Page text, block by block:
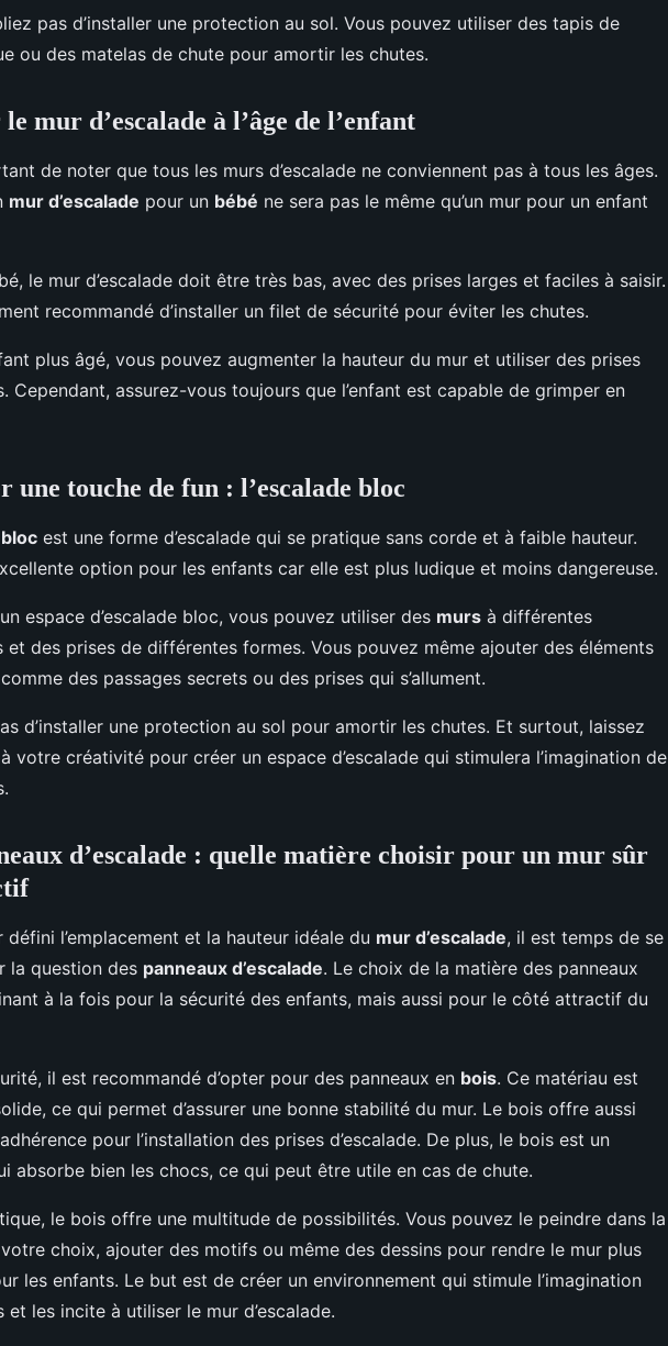
pas d’installer une protection au sol. Vous pouvez utiliser des tapis de
ou des matelas de chute pour amortir les chutes.
mur d’escalade à l’âge de l’enfant
de noter que tous les murs d’escalade ne conviennent pas à tous les âges.
mur d’escalade pour un bébé ne sera pas le même qu’un mur pour un enfant
le mur d’escalade doit être très bas, avec des prises larges et faciles à saisir.
recommandé d’installer un filet de sécurité pour éviter les chutes.
plus âgé, vous pouvez augmenter la hauteur du mur et utiliser des prises
Cependant, assurez-vous toujours que l’enfant est capable de grimper en
une touche de fun : l’escalade bloc
est une forme d’escalade qui se pratique sans corde et à faible hauteur.
option pour les enfants car elle est plus ludique et moins dangereuse.
espace d’escalade bloc, vous pouvez utiliser des murs à différentes
et des prises de différentes formes. Vous pouvez même ajouter des éléments
des passages secrets ou des prises qui s’allument.
d’installer une protection au sol pour amortir les chutes. Et surtout, laissez
votre créativité pour créer un espace d’escalade qui stimulera l’imagination de
d’escalade : quelle matière choisir pour un mur sûr
défini l’emplacement et la hauteur idéale du mur d’escalade, il est temps de se
la question des panneaux d’escalade. Le choix de la matière des panneaux
à la fois pour la sécurité des enfants, mais aussi pour le côté attractif du
il est recommandé d’opter pour des panneaux en bois. Ce matériau est
ce qui permet d’assurer une bonne stabilité du mur. Le bois offre aussi
pour l’installation des prises d’escalade. De plus, le bois est un
absorbe bien les chocs, ce qui peut être utile en cas de chute.
le bois offre une multitude de possibilités. Vous pouvez le peindre dans la
choix, ajouter des motifs ou même des dessins pour rendre le mur plus
les enfants. Le but est de créer un environnement qui stimule l’imagination
et les incite à utiliser le mur d’escalade.